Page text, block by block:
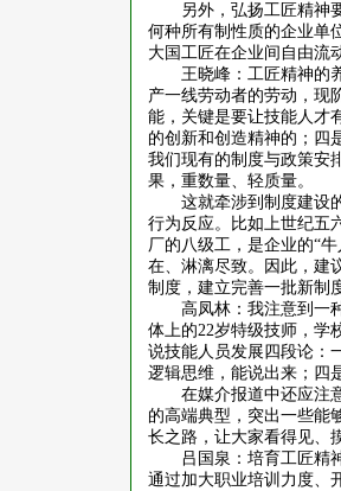
另外，弘扬工匠精神
何种所有制性质的企业单
大国工匠在企业间自由流
王晓峰：工匠精神的
产一线劳动者的劳动，现
能，关键是要让技能人才
的创新和创造精神的；四
我们现有的制度与政策安
果，重数量、轻质量。
这就牵涉到制度建设
行为反应。比如上世纪五
厂的八级工，是企业的“
在、淋漓尽致。因此，建
制度，建立完善一批新制
高凤林：我注意到一
体上的22岁特级技师，学
说技能人员发展四段论：
逻辑思维，能说出来；四
在媒介报道中还应注
的高端典型，突出一些能
长之路，让大家看得见、
吕国泉：培育工匠精
通过加大职业培训力度、